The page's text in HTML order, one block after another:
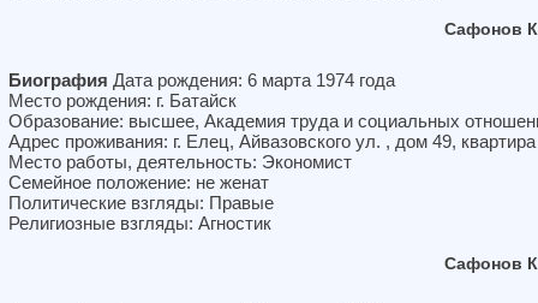
Сафонов
Биография Дата рождения: 6 марта 1974 года
Место рождения: г. Батайск
Образование: высшее, Академия труда и социальных
Адрес проживания: г. Елец, Айвазовского ул. , дом 49,
Место работы, деятельность: Экономист
Семейное положение: не женат
Политические взгляды: Правые
Религиозные взгляды: Агностик
Сафонов